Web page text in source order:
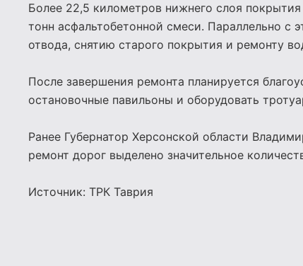
Более 22,5 километров нижнего слоя
тонн асфальтобетонной смеси. Параллельно с
отвода, снятию старого покрытия и ремонту
После завершения ремонта планируется
остановочные павильоны и оборудовать
Ранее Губернатор Херсонской области
ремонт дорог выделено значительное
Источник: ТРК Таврия